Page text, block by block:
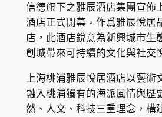
信德旗下之雅辰酒店集團宣佈
酒店正式開幕。作爲雅辰悅居
店，此酒店銳意為新興城市生
創城帶來可持續的文化與社交
上海桃浦雅辰悅居酒店以藝術
融入桃浦獨有的海派風情與歷
然、人文、科技三重理念，構